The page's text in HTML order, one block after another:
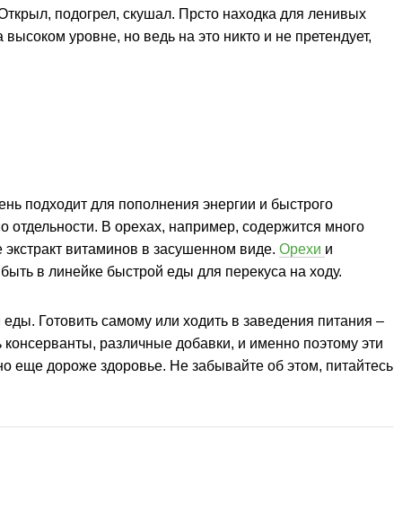
подогрел, скушал. Прсто находка для ленивых
уровне, но ведь на это никто и не претендует,
подходит для пополнения энергии и быстрого
В орехах, например, содержится много
витаминов в засушенном виде. Орехи и
в линейке быстрой еды для перекуса на ходу.
Готовить самому или ходить в заведения питания –
различные добавки, и именно поэтому эти
еще дороже здоровье. Не забывайте об этом, питайтесь